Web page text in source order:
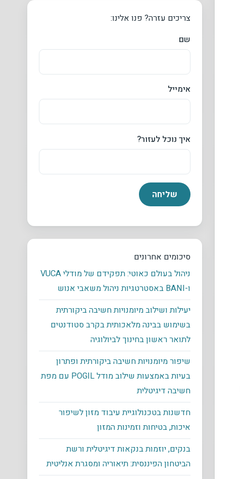
צריכים עזרה? פנו אלינו:
שם
אימייל
איך נוכל לעזור?
סיכומים אחרונים
ניהול בעולם כאוטי: תפקידם של מודלי VUCA
ו-BANI באסטרטגיות ניהול משאבי אנוש
יעילות ושילוב מיומנויות חשיבה ביקורתית
בשימוש בבינה מלאכותית בקרב סטודנטים
לתואר ראשון בחינוך לביולוגיה
שיפור מיומנויות חשיבה ביקורתית ופתרון
בעיות באמצעות שילוב מודל POGIL עם מפת
חשיבה דיגיטלית
חדשנות בטכנולוגיית עיבוד מזון לשיפור
איכות, בטיחות וזמינות המזון
בנקים, יוזמות בנקאות דיגיטלית ורשת
הביטחון הפיננסית: תיאוריה ומסגרת אנליטית